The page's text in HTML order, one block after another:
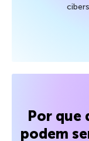
Por que
podem